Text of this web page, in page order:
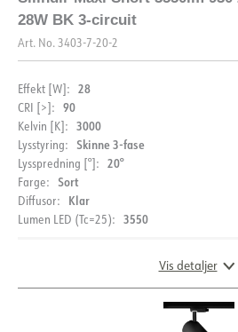
28W BK 3-circuit
Art. No. 3403-7-20-2
Effekt [W]: 28
CRI [>]: 90
Kelvin [K]: 3000
Lysstyring: Skinne 3-fase
Lysspredning [°]: 20°
Farge: Sort
Diffusor: Klar
Lumen LED (Tc=25): 3550
Vis detaljer